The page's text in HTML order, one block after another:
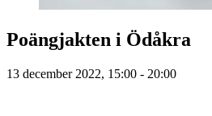
Poängjakten i Ödåkra
13 december 2022, 15:00 - 20:00